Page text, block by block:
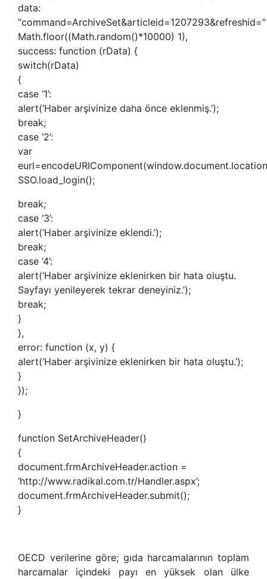
data:
“command=ArchiveSet&articleid=1207293&refreshid=”
Math.floor((Math.random()*10000) 1),
success: function (rData) {
switch(rData)
{
case ‘1’:
alert(‘Haber arşivinize daha önce eklenmiş.’);
break;
case ‘2’:
var
SSO.load_login();
break;
case ‘3’:
alert(‘Haber arşivinize eklendi.’);
break;
case ‘4’:
alert(‘Haber arşivinize eklenirken bir hata oluştu.
Sayfayı yenileyerek tekrar deneyiniz.’);
break;
}
},
error: function (x, y) {
alert(‘Haber arşivinize eklenirken bir hata oluştu.’);
}
});
}
function SetArchiveHeader()
{
document.frmArchiveHeader.action =
‘http://www.radikal.com.tr/Handler.aspx’;
document.frmArchiveHeader.submit();
}
OECD verilerine göre; gıda harcamalarının toplam
harcamalar içindeki payı en yüksek olan ülke